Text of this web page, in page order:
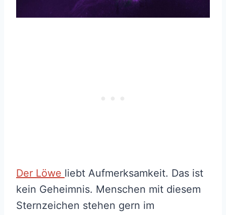
Der Löwe liebt Aufmerksamkeit. Das ist
kein Geheimnis. Menschen mit diesem
Sternzeichen stehen gern im